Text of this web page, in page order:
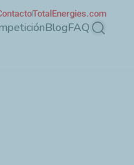
BlogFAQ Buscar
TotalEnergies.com